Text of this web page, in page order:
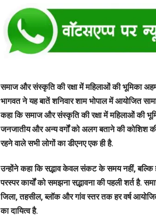
समाज और संस्‍कृति की रक्षा में महिलाओं की भूमिका
भागवत ने यह बातें शनिवार शाम भोपाल में आयोजित
कहा कि समाज और संस्कृति की रक्षा में महिलाओं की
जनजातीय और अन्य वर्गों को अलग बताने की कोशिश
रहने वाले सभी लोगों का डीएनए एक ही है.
उन्होंने कहा कि सद्भाव केवल संकट के समय नहीं,
परस्पर कार्यों को समझना सद्भावना की पहली शर्त है.
जिला, तहसील, ब्लॉक और गांव स्तर तक हर वर्ष
का दायित्व है.